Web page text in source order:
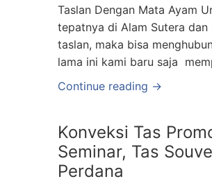
Taslan Dengan Mata Ayam
tepatnya di Alam Sutera
taslan, maka bisa
lama ini kami baru saja
Continue reading →
Konveksi Tas
Seminar, Tas
Perdana